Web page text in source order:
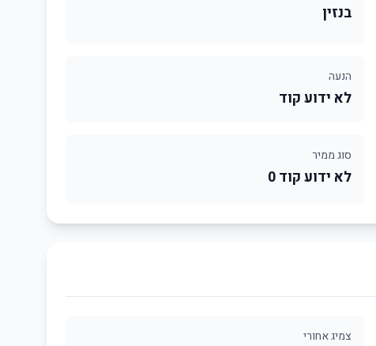
בנזין
הנעה
לא ידוע קוד
סוג ממיר
לא ידוע קוד 0
צמיג אחורי